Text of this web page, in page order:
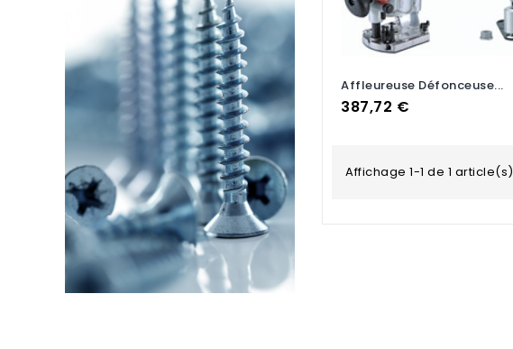
Affleureuse Défonceuse...
Prix
387,72 €
Affichage 1-1 de 1 article(s)